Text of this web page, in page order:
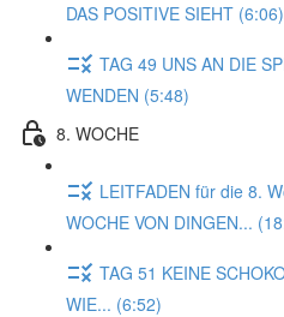
DAS POSITIVE SIEHT (6:06)
TAG 49 UNS AN DIE
WENDEN (5:48)
8. WOCHE
LEITFADEN für die 8.
WOCHE VON DINGEN...
TAG 51 KEINE
WIE... (6:52)